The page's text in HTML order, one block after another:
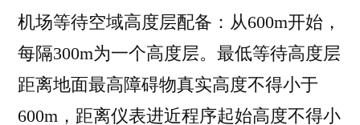
机场等待空域高度层配备：从600m开始，
每隔300m为一个高度层。最低等待高度层
距离地面最高障碍物真实高度不得小于
600m，距离仪表进近程序起始高度不得小